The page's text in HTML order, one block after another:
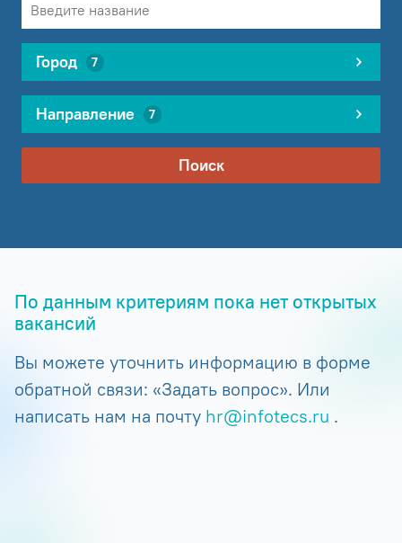
Город 7
Направление 7
Поиск
По данным критериям пока нет открытых
вакансий
Вы можете уточнить информацию в форме
обратной связи: «Задать вопрос». Или
написать нам на почту hr@infotecs.ru .